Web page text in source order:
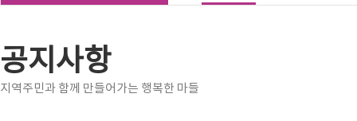
공지사항
지역주민과 함께 만들어가는 행복한 마들